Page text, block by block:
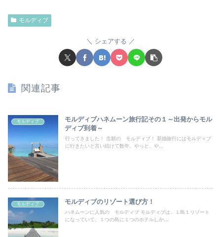
モルディブ
シェアする
関連記事
モルディブ
モルディブハネムーン旅行記その１～出発からモル
ディブ到着～
行ってきました！ 念願の モルディブ！ 新婚旅行にはモルディブ
に行きたいと言い続けて数年。やっと、や...
モルディブ モルディブのリゾート選び方！
ハネムーンに人気の モルディブ モルディブは、１島１リゾート
になっていて、１つの島に１つのホテルしか...